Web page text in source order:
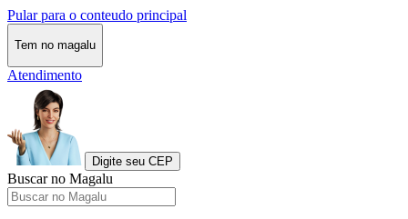
Pular para o conteudo principal
Tem no magalu
Atendimento
Digite seu CEP
Buscar no Magalu